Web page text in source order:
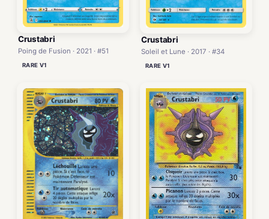
Crustabri
Poing de Fusion · 2021 · #51
RARE V1
Crustabri
Soleil et Lune · 2017 · #34
RARE V1